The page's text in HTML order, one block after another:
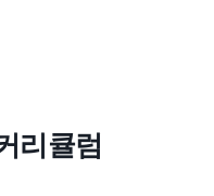
리큘럼